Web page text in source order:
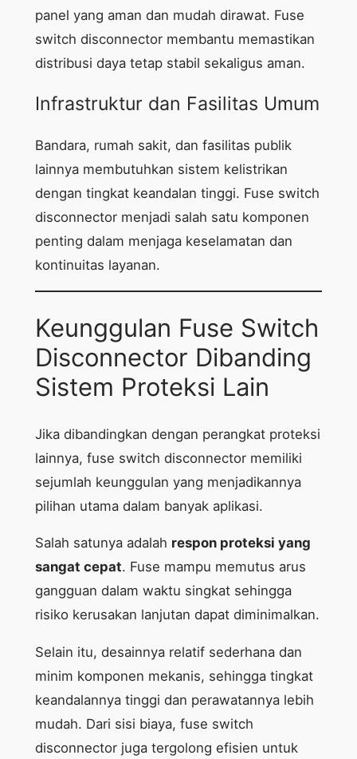
panel yang aman dan mudah dirawat. Fuse
switch disconnector membantu memastikan
distribusi daya tetap stabil sekaligus aman.
Infrastruktur dan Fasilitas Umum
Bandara, rumah sakit, dan fasilitas publik
lainnya membutuhkan sistem kelistrikan
dengan tingkat keandalan tinggi. Fuse switch
disconnector menjadi salah satu komponen
penting dalam menjaga keselamatan dan
kontinuitas layanan.
Keunggulan Fuse Switch
Disconnector Dibanding
Sistem Proteksi Lain
Jika dibandingkan dengan perangkat proteksi
lainnya, fuse switch disconnector memiliki
sejumlah keunggulan yang menjadikannya
pilihan utama dalam banyak aplikasi.
Salah satunya adalah respon proteksi yang
sangat cepat. Fuse mampu memutus arus
gangguan dalam waktu singkat sehingga
risiko kerusakan lanjutan dapat diminimalkan.
Selain itu, desainnya relatif sederhana dan
minim komponen mekanis, sehingga tingkat
keandalannya tinggi dan perawatannya lebih
mudah. Dari sisi biaya, fuse switch
disconnector juga tergolong efisien untuk